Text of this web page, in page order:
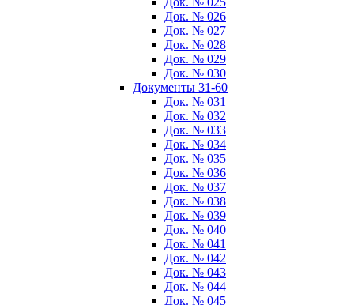
Док. № 026
Док. № 027
Док. № 028
Док. № 029
Док. № 030
Документы 31-60
Док. № 031
Док. № 032
Док. № 033
Док. № 034
Док. № 035
Док. № 036
Док. № 037
Док. № 038
Док. № 039
Док. № 040
Док. № 041
Док. № 042
Док. № 043
Док. № 044
Док. № 045